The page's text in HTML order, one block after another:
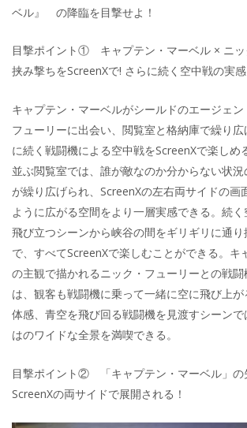
ベル』 の降臨を目撃せよ！
目撃ポイント① キャプテン・マーベル × ニッ
挟み撃ちをScreenXで! さらに続く空中戦の実
キャプテン・マーベルがシールドのエージェン
フューリーに出会い、閲覧室と格納庫で繰り
に続く戦闘機による空中戦をScreenXで楽しめ
並ぶ閲覧室では、誰が敵なのか分からない状
が繰り広げられ、ScreenXの左右両サイドの画
ように広がる空間をより一層実感できる。続
飛び立つシーンから峡谷の間をギリギリに通り
で、すべてScreenXで楽しむことができる。キ
の主観で描かれるニック・フューリーとの戦
は、観客も戦闘機に乗って一緒に空に飛び上
体感、青空を飛び回る戦闘機を見渡すシーン
はのワイドな全景を満喫できる。
目撃ポイント② 「キャプテン・マーベル」の
ScreenXの両サイドで展開される！